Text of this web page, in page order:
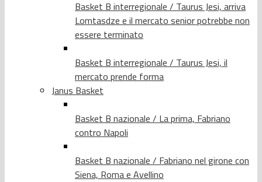
Basket B interregionale / Taurus Jesi, arriva
Lomtasdze e il mercato senior potrebbe non
essere terminato
Basket B interregionale / Taurus Jesi, il
mercato prende forma
Janus Basket
Basket B nazionale / La prima, Fabriano
contro Napoli
Basket B nazionale / Fabriano nel girone con
Siena, Roma e Avellino